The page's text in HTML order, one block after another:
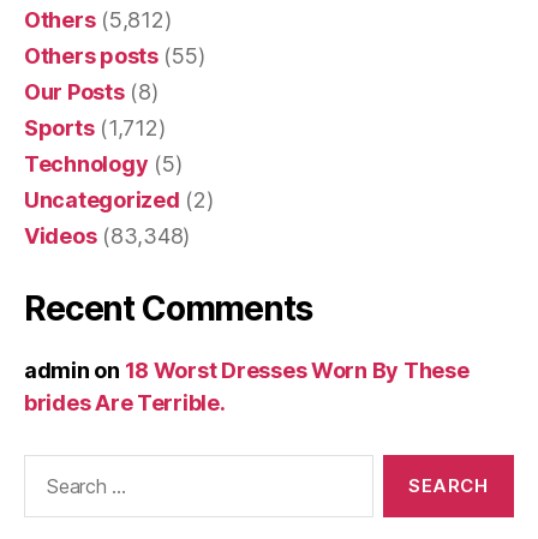
Others(5,812)
Others posts(55)
Our Posts(8)
Sports(1,712)
Technology (5)
Uncategorized (2)
Videos(83,348)
Recent Comments
admin on 18 Worst Dresses Worn By These
brides Are Terrible.